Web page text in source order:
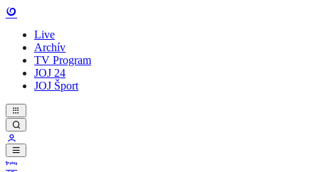
Live
Archív
TV Program
JOJ 24
JOJ Šport